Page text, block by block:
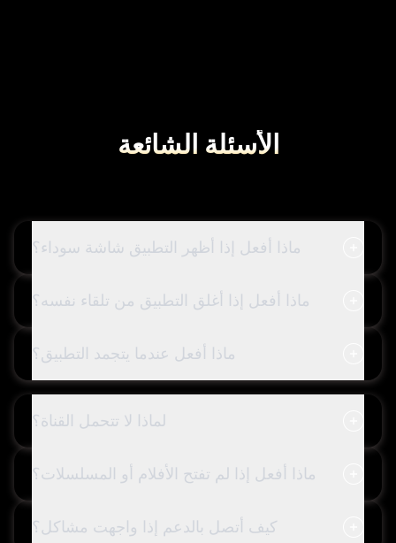
الأسئلة الشائعة
ماذا أفعل إذا أظهر التطبيق شاشة سوداء؟
ماذا أفعل إذا أغلق التطبيق من تلقاء نفسه؟
ماذا أفعل عندما يتجمد التطبيق؟
لماذا لا تتحمل القناة؟
ماذا أفعل إذا لم تفتح الأفلام أو المسلسلات؟
كيف أتصل بالدعم إذا واجهت مشاكل؟